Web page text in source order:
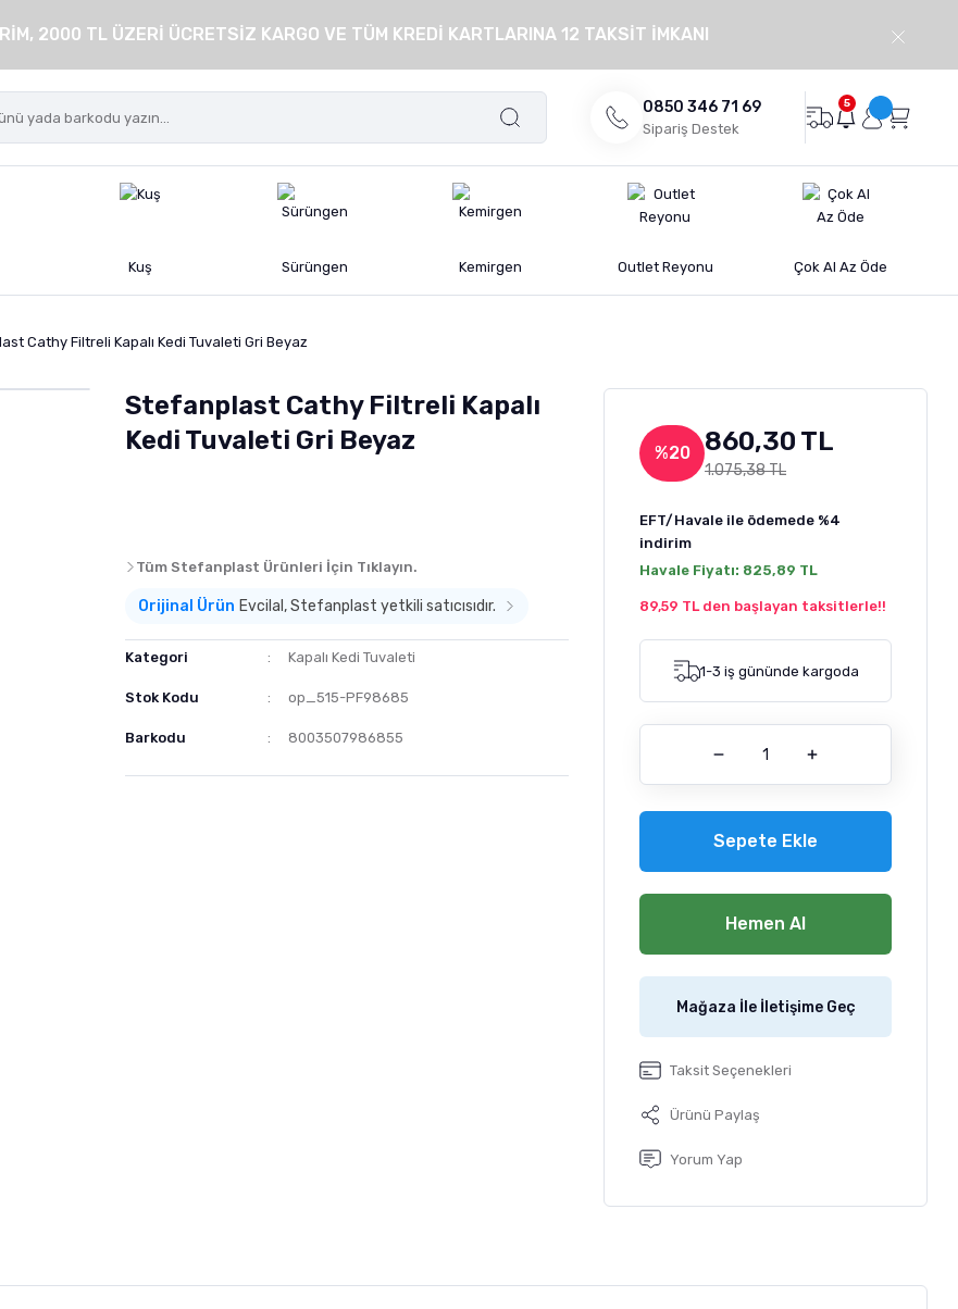
2000 TL ÜZERİ ÜCRETSİZ KARGO VE TÜM KREDİ KARTLARINA 12 TAKSİT İMKANI
0850 346 71 69
Sipariş Destek
5
Kuş Sürüngen Kemirgen Outlet Reyonu Çok Al Az Öde
Cathy Filtreli Kapalı Kedi Tuvaleti Gri Beyaz
Stefanplast Cathy Filtreli Kapalı
Kedi Tuvaleti Gri Beyaz
Tüm Stefanplast Ürünleri İçin Tıklayın.
Orijinal Ürün Evcilal, Stefanplast yetkili satıcısıdır.
Kategori Kapalı Kedi Tuvaleti
Stok Kodu op_515-PF98685
Barkodu 8003507986855
%20 860,30 TL
1.075,38 TL
EFT/Havale ile ödemede %4
indirim
Havale Fiyatı: 825,89 TL
89,59 TL den başlayan taksitlerle!!
1-3 iş gününde kargoda
Sepete Ekle
Hemen Al
Mağaza İle İletişime Geç
Taksit Seçenekleri
Ürünü Paylaş
Yorum Yap